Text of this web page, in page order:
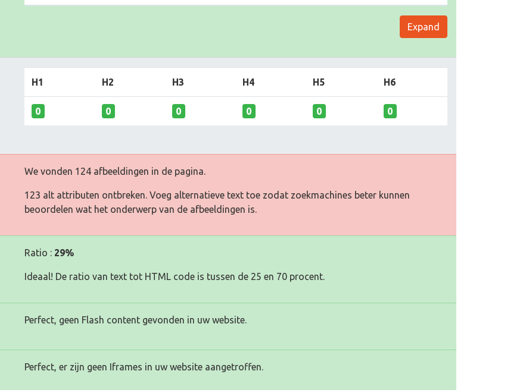
Expand
H1 H2 H3 H4 H5 H6
0 0 0 0 0 0
We vonden 124 afbeeldingen in de pagina.
123 alt attributen ontbreken. Voeg alternatieve text toe zodat zoekmachines beter kunnen
beoordelen wat het onderwerp van de afbeeldingen is.
Ratio : 29%
Ideaal! De ratio van text tot HTML code is tussen de 25 en 70 procent.
Perfect, geen Flash content gevonden in uw website.
Perfect, er zijn geen Iframes in uw website aangetroffen.